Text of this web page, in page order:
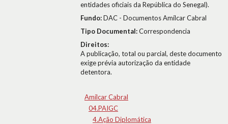
entidades oficiais da República do Senegal).
Fundo:DAC - Documentos Amílcar Cabral
Tipo Documental:Correspondencia
Direitos:
A publicação, total ou parcial, deste documento
exige prévia autorização da entidade
detentora.
Amílcar Cabral
04.PAIGC
4.Ação Diplomática